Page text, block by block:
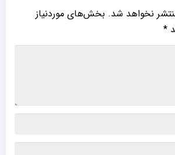
نخواهد شد. بخش‌های موردنیاز
*